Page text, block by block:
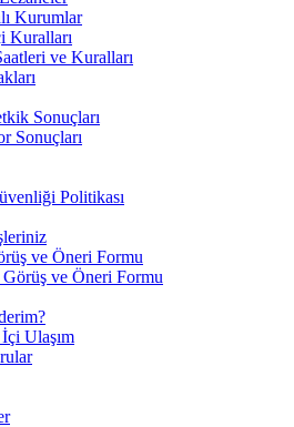
Kurumlar
Kuralları
ve Kuralları
Sonuçları
Sonuçları
Politikası
ve Öneri Formu
Görüş ve Öneri Formu
Ulaşım